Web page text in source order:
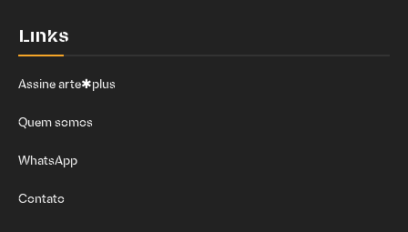
Links
Assine arte✱plus
Quem somos
WhatsApp
Contato